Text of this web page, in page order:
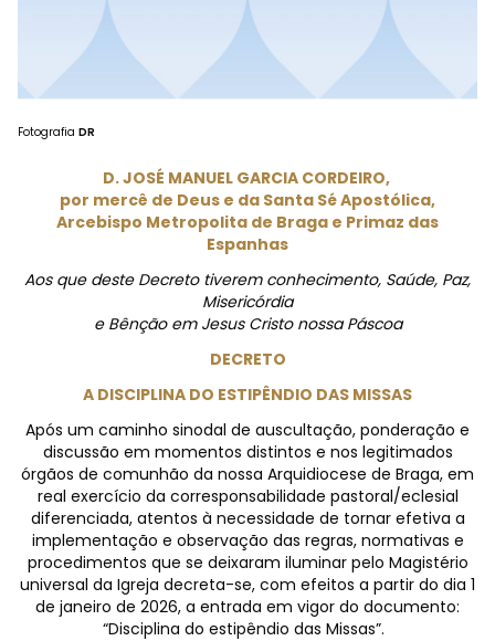
Fotografia DR
D. JOSÉ MANUEL GARCIA CORDEIRO,
por mercê de Deus e da Santa Sé Apostólica,
Arcebispo Metropolita de Braga e Primaz das
Espanhas
Aos que deste Decreto tiverem conhecimento, Saúde, Paz,
Misericórdia
e Bênção em Jesus Cristo nossa Páscoa
DECRETO
A DISCIPLINA DO ESTIPÊNDIO DAS MISSAS
Após um caminho sinodal de auscultação, ponderação e
discussão em momentos distintos e nos legitimados
órgãos de comunhão da nossa Arquidiocese de Braga, em
real exercício da corresponsabilidade pastoral/eclesial
diferenciada, atentos à necessidade de tornar efetiva a
implementação e observação das regras, normativas e
procedimentos que se deixaram iluminar pelo Magistério
universal da Igreja decreta-se, com efeitos a partir do dia 1
de janeiro de 2026, a entrada em vigor do documento:
“Disciplina do estipêndio das Missas”.